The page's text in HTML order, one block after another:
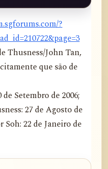
?
Thusness/John Tan,
que são de
Setembro de 2006;
27 de Agosto de
22 de Janeiro de